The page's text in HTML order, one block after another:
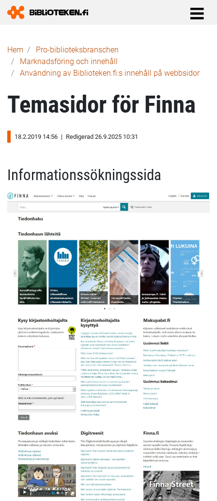
Länkstig
Hem
Pro-biblioteks­branschen
Marknadsföring och innehåll
Användning av Biblioteken.fi:s innehåll på webbsidor
Temasidor för Finna
18.2.2019 14:56 | Redigerad 26.9.2025 10:31
Informationssökningssida